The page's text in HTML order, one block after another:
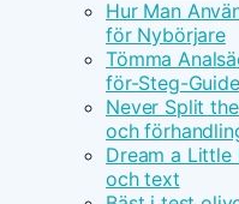
Hur Man
för Nybörjare
Tömma
för-Steg-Guide
Never Split
och
Dream a Little
och text